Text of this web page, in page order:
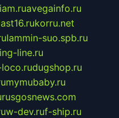
avegainfo.ru
korru.net
lammin-suo.spb.ru
line.ru
dugshop.ru
mymubaby.ru
rusgosnews.com
w-dev.ruf-ship.ru